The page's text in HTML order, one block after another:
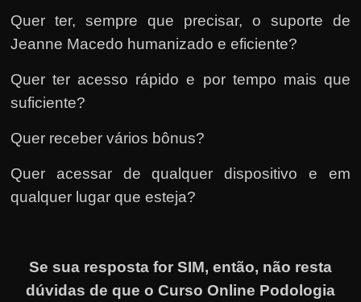
Quer ter, sempre que precisar, o suporte de
Jeanne Macedo humanizado e eficiente?
Quer ter acesso rápido e por tempo mais que
suficiente?
Quer receber vários bônus?
Quer acessar de qualquer dispositivo e em
qualquer lugar que esteja?
Se sua resposta for SIM, então, não resta
dúvidas de que o Curso Online Podologia